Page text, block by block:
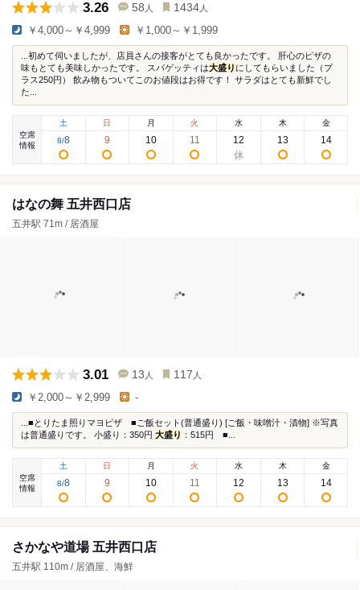
3.26 58 人 1434 人
￥4,000～￥4,999 ￥1,000～￥1,999
...初めて伺いましたが、店員さんの接客がとても良かったです。 肝心のピザの
味もとても美味しかったです。 スパゲッティは大盛り にしてもらいました（プ
ラス250円） 飲み物もついてこのお値段はお得です！ サラダはとても新鮮でし
た...
空席
情報
土
8/8
日
9
月
10
火
11
水
12
木
13
金
14
はなの舞 五井西口店
五井駅 71m / 居酒屋
3.01 13 人 117 人
￥2,000～￥2,999 -
...■とりたま照りマヨピザ ■ご飯セット(普通盛り) [ご飯・味噌汁・漬物] ※写真
は普通盛りです。 小盛り：350円 大盛り ：515円 ■...
空席
情報
土
8/8
日
9
月
10
火
11
水
12
木
13
金
14
さかなや道場 五井西口店
五井駅 110m / 居酒屋、海鮮